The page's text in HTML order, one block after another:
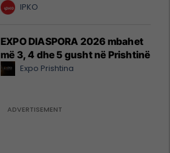
IPKO
EXPO DIASPORA 2026 mbahet
më 3, 4 dhe 5 gusht në Prishtinë
Expo Prishtina